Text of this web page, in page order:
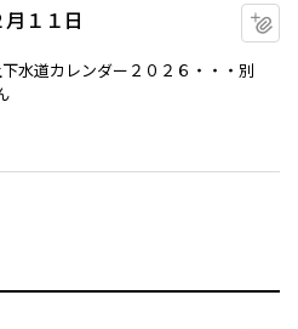
１１日
水道カレンダー２０２６・・・別